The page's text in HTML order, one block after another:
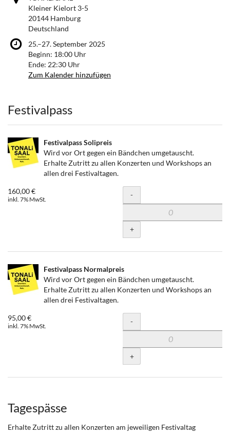
Kleiner Kielort 3-5
20144 Hamburg
Deutschland
25.–bis
27. September 2025
Beginn: 18:00 Uhr
Ende: 22:30 Uhr
Zum Kalender hinzufügen
Produkte
Festivalpass
Festivalpass Solipreis
Wird vor Ort gegen ein Bändchen umgetauscht.
Erhalte Zutritt zu allen Konzerten und Workshops an
allen drei Festivaltagen.
160,00 €
inkl. 7% MwSt. Menge
-
+
Festivalpass Normalpreis
Wird vor Ort gegen ein Bändchen umgetauscht.
Erhalte Zutritt zu allen Konzerten und Workshops an
allen drei Festivaltagen.
95,00 €
inkl. 7% MwSt. Menge
-
+
Tagespässe
Erhalte Zutritt zu allen Konzerten am jeweiligen Festivaltag